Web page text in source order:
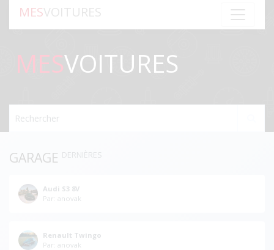
MESVOITURES
MESVOITURES
GARAGE DERNIÈRES
Audi S3 8V
Par: anovak
Renault Twingo
Par: anovak